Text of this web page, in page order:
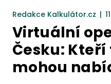
Redakce Kalkulátor.cz |
Virtuální
Česku: Kteří
mohou